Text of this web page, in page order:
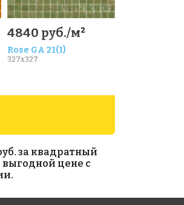
4840 руб./м²
Rose GA 21(1)
327x327
за квадратный
выгодной цене с